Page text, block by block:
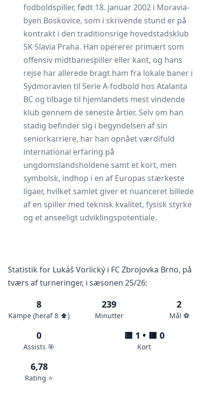
fodboldspiller, født 18. januar 2002 i Moravia-
byen Boskovice, som i skrivende stund er på
kontrakt i den traditionsrige hovedstadsklub
SK Slavia Praha. Han opererer primært som
offensiv midtbanespiller eller kant, og hans
rejse har allerede bragt ham fra lokale baner i
Sydmoravien til Serie A-fodbold hos Atalanta
BC og tilbage til hjemlandets mest vindende
klub gennem de seneste årtier. Selv om han
stadig befinder sig i begyndelsen af sin
seniorkarriere, har han opnået værdifuld
international erfaring på
ungdomslandsholdene samt et kort, men
symbolsk, indhop i en af Europas stærkeste
ligaer, hvilket samlet giver et nuanceret billede
af en spiller med teknisk kvalitet, fysisk styrke
og et anseeligt udviklingspotentiale.
Statistik for Lukáš Vorlický i FC Zbrojovka Brno, på
tværs af turneringer, i sæsonen 25/26:
8
Kampe (heraf 8 ⬆️)
239
Minutter
2
Mål ⚽️
0
Assists 🎯
🟨 1 • 🟥 0
Kort
6,78
Rating ⭐️